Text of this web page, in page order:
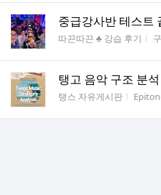
중급강사반 테스트
게시판명
따끈따끈 ♣ 강습 후기
탱고 음악 구조 분
게시판명
탱스 자유게시판 작성자